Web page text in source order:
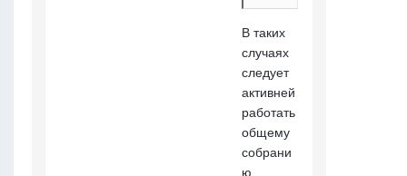
В таких
случаях
следует
активней
работать
общему
собрани
ю